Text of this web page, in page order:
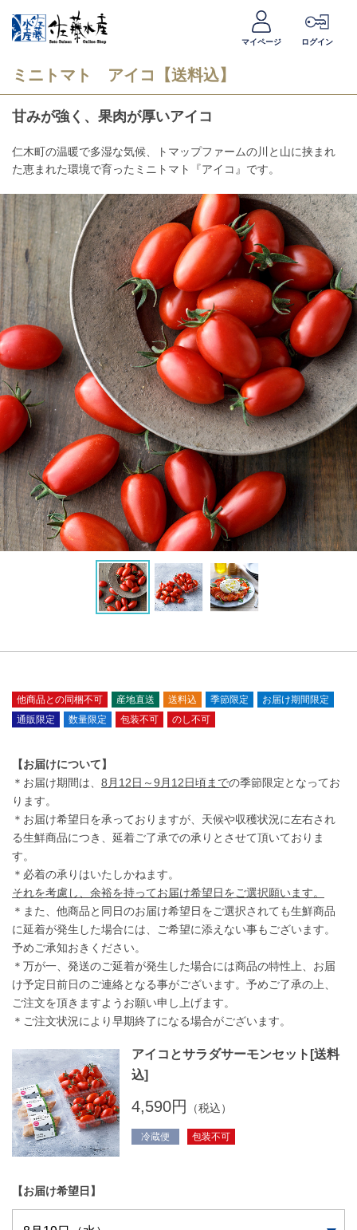
マイページ ログイン
ミニトマト アイコ【送料込】
甘みが強く、果肉が厚いアイコ
仁木町の温暖で多湿な気候、トマップファームの川と山に挟まれ
た恵まれた環境で育ったミニトマト『アイコ』です。
他商品との同梱不可 産地直送 送料込 季節限定
お届け期間限定
通販限定
数量限定 包装不可 のし不可
【お届けについて】
＊お届け期間は、 8月12日～9月12日頃までの季節限定となってお
ります。
＊お届け希望日を承っておりますが、天候や収穫状況に左右され
る生鮮商品につき、延着ご了承での承りとさせて頂いておりま
す。
＊必着の承りはいたしかねます。
それを考慮し、余裕を持ってお届け希望日をご選択願います。
＊また、他商品と同日のお届け希望日をご選択されても生鮮商品
に延着が発生した場合には、ご希望に添えない事もございます。
予めご承知おきください。
＊万が一、発送のご延着が発生した場合には商品の特性上、お届
け予定日前日のご連絡となる事がございます。予めご了承の上、
ご注文を頂きますようお願い申し上げます。
＊ご注文状況により早期終了になる場合がございます。
アイコとサラダサーモンセット[送料
込]
4,590円 （税込）
冷蔵便 包装不可
【お届け希望日】